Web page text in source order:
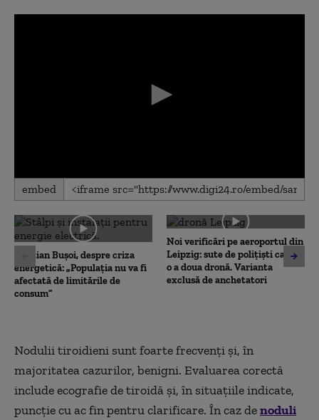
0
seconds
0
seconds
embed
Cristian Bușoi, despre criza
energetică: „Populația nu va fi
afectată de limitările de
consum”
Noi verificări pe aeroportul din
Leipzig: sute de polițiști caută
o a doua dronă. Varianta
exclusă de anchetatori
Nodulii tiroidieni sunt foarte frecvenți și, în
majoritatea cazurilor, benigni. Evaluarea corectă
include ecografie de tiroidă și, în situațiile indicate,
puncție cu ac fin pentru clarificare. În caz denoduli